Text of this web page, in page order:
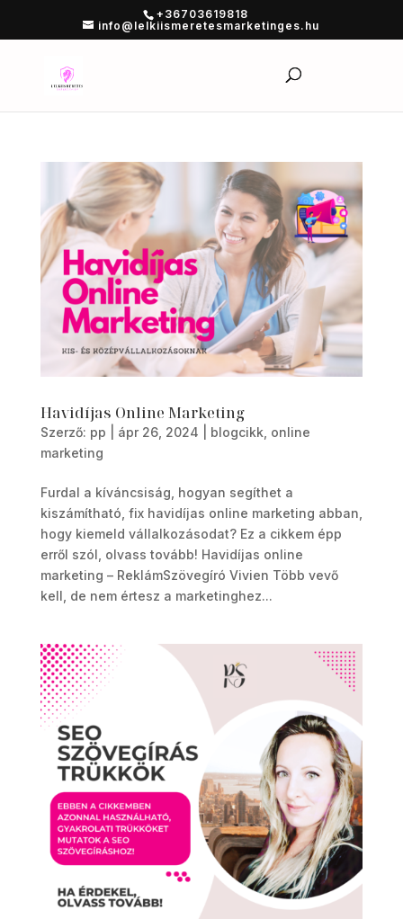
+36703619818
info@lelkiismeretesmarketinges.hu
Havidíjas Online Marketing
Szerző: pp ápr 26, 2024 blogcikk online
marketing
Furdal a kíváncsiság, hogyan segíthet a
kiszámítható, fix havidíjas online marketing abban,
hogy kiemeld vállalkozásodat? Ez a cikkem épp
erről szól, olvass tovább! Havidíjas online
marketing – ReklámSzövegíró Vivien Több vevő
kell, de nem értesz a marketinghez...